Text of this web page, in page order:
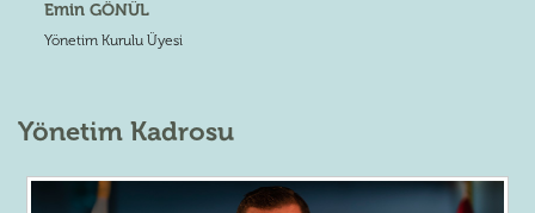
Emin GÖNÜL
Yönetim Kurulu Üyesi
Yönetim Kadrosu